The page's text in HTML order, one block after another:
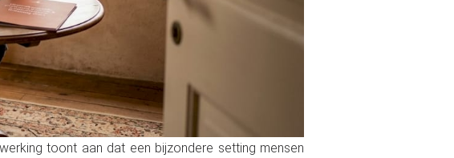
toont aan dat een bijzondere setting mensen